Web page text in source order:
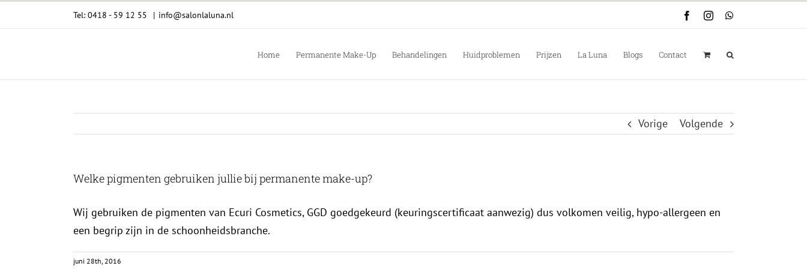
Tel: 0418 - 59 12 55 | info@salonlaluna.nl FacebookInstagramWhatsApp
Home Permanente Make-Up Behandelingen Huidproblemen Prijzen La Luna Blogs Contact
Vorige Volgende
Welke pigmenten gebruiken jullie bij permanente make-up?
Wij gebruiken de pigmenten van Ecuri Cosmetics, GGD goedgekeurd (keuringscertificaat aanwezig) dus volkomen veilig, hypo-allergeen en
een begrip zijn in de schoonheidsbranche.
juni 28th, 2016